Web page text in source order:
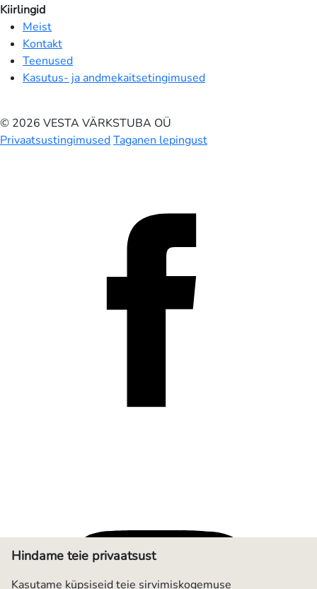
Kiirlingid
Meist
Kontakt
Teenused
Kasutus- ja andmekaitsetingimused
© 2026 VESTA VÄRKSTUBA OÜ
PrivaatsustingimusedTaganen lepingust
Hindame teie privaatsust
Kasutame küpsiseid teie sirvimiskogemuse